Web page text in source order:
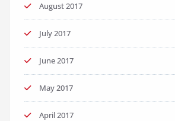
August 2017
July 2017
June 2017
May 2017
April 2017